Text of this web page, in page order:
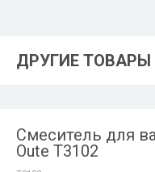
ДРУГИЕ
Смеситель для
Oute T3102